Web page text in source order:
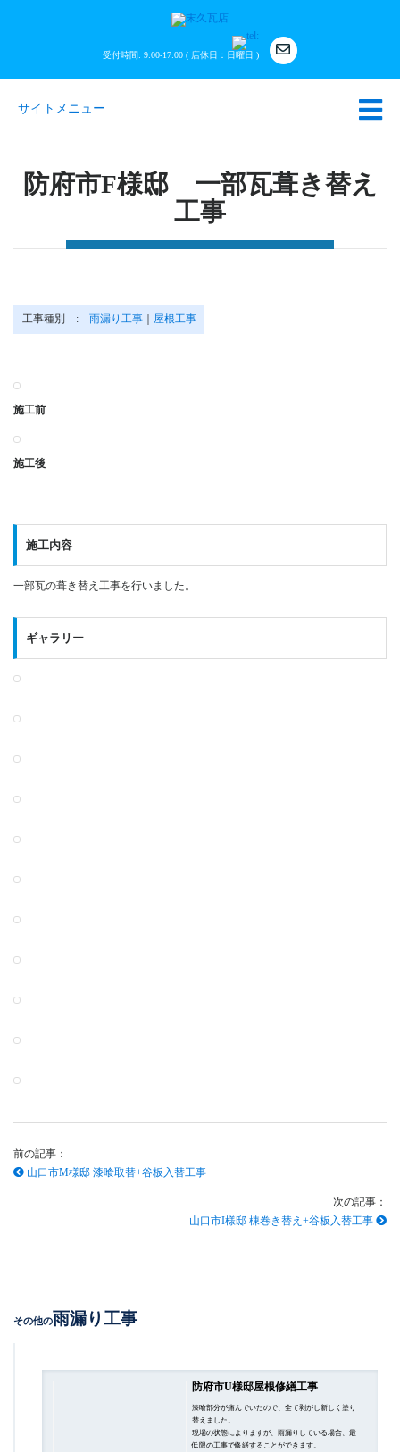
受付時間: 9:00-17:00 ( 店休日：日曜日 )
サイトメニュー
防府市F様邸 一部瓦葺き替え
工事
工事種別 : 雨漏り工事｜ 屋根工事
施工前
施工後
施工内容
一部瓦の葺き替え工事を行いました。
ギャラリー
前の記事：
山口市M様邸 漆喰取替+谷板入替工事
次の記事：
山口市I様邸 棟巻き替え+谷板入替工事
その他の雨漏り工事
防府市U様邸屋根修繕工事
漆喰部分が痛んでいたので、全て剥がし新しく塗り
替えました。
現場の状態によりますが、雨漏りしている場合、最
低限の工事で修繕することができます。